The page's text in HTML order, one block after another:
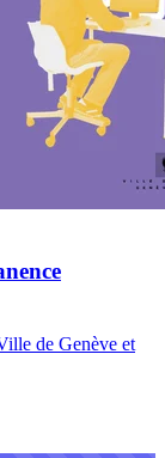
de Genève et